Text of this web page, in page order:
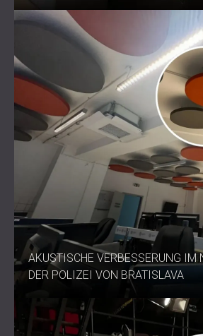
AKUSTISCHE VERBESSERUNG IM
DER POLIZEI VON BRATISLAVA